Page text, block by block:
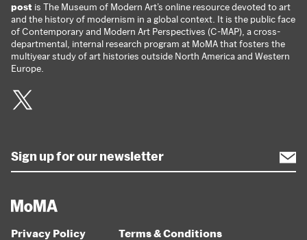
post is The Museum of Modern Art’s online resource devoted to art
and the history of modernism in a global context. It is the public face
of Contemporary and Modern Art Perspectives (C-MAP), a cross-
departmental, internal research program at MoMA that fosters the
multiyear study of art histories outside North America and Western
Europe.
Privacy Policy Terms & Conditions